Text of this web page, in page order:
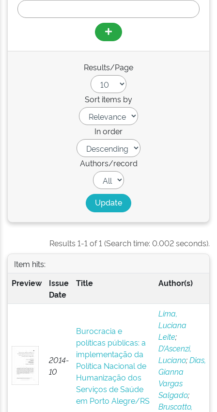
Results/Page
Sort items by
In order
Authors/record
Results 1-1 of 1 (Search time: 0.002 seconds).
Item hits:
Preview
Issue
Date
Title Author(s)
2014-
10
Burocracia e
políticas públicas: a
implementação da
Política Nacional de
Humanização dos
Serviços de Saúde
em Porto Alegre/RS
Lima,
Luciana
Leite;
D’Ascenzi,
Luciano;Dias,
Gianna
Vargas
Salgado;
Bruscatto,